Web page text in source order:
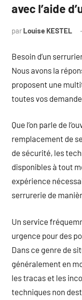
avec l’aide
par Louise KESTEL
Besoin d’un
Nous avons la
proposent une
toutes vos
Que l’on parle de
remplacement de
de sécurité, les
disponibles à tout
expérience
serrurerie de
Un service
urgence pour des
Dans ce genre de
généralement en
les tracas et les
techniques non